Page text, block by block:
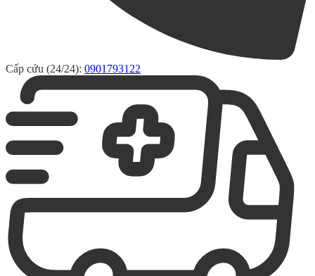
Cấp cứu (24/24): 0901793122